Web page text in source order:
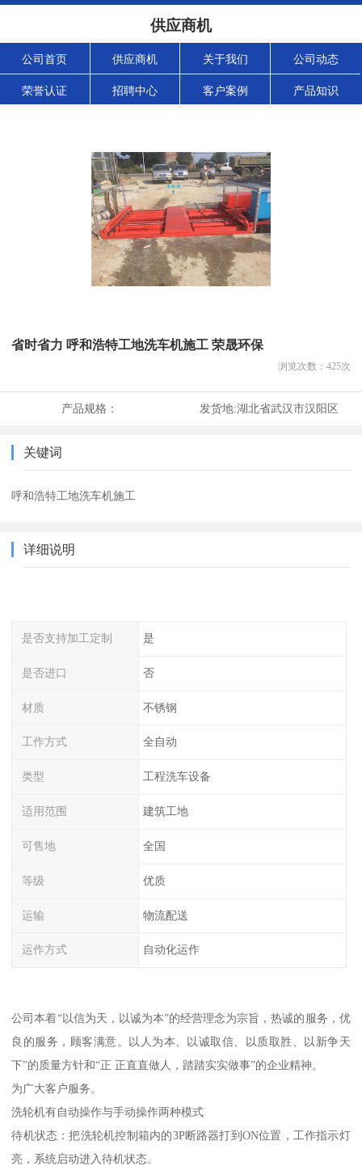
供应商机
公司首页 供应商机 关于我们 公司动态
荣誉认证 招聘中心 客户案例 产品知识
省时省力 呼和浩特工地洗车机施工 荣晟环保
浏览次数： 425次
产品规格： 发货地:湖北省武汉市汉阳区
关键词
呼和浩特工地洗车机施工
详细说明
是否支持加工定制 是
是否进口 否
材质 不锈钢
工作方式 全自动
类型 工程洗车设备
适用范围 建筑工地
可售地 全国
等级 优质
运输 物流配送
运作方式 自动化运作
公司本着“以信为天，以诚为本”的经营理念为宗旨，热诚的服务，优
良的服务，顾客满意。以人为本、以诚取信、以质取胜、以新争天
下”的质量方针和“正 正直直做人，踏踏实实做事”的企业精神。
为广大客户服务。
洗轮机有自动操作与手动操作两种模式
待机状态：把洗轮机控制箱内的3P断路器打到ON位置，工作指示灯
亮，系统启动进入待机状态。